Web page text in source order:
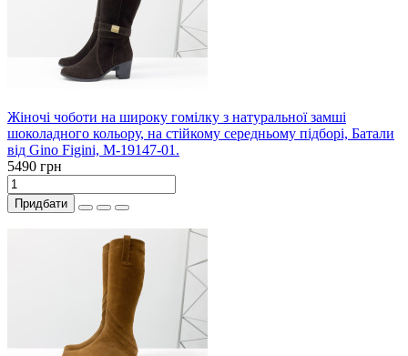
Жіночі чоботи на широку гомілку з натуральної замші
шоколадного кольору, на стійкому середньому підборі, Батали
від Gino Figini, М-19147-01.
5490 грн
Придбати